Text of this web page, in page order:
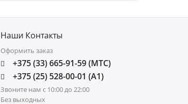
Наши Контакты
Оформить заказ
+375 (33) 665-91-59 (МТС)
+375 (25) 528-00-01 (А1)
Звоните нам с 10:00 до 22:00
Без выходных